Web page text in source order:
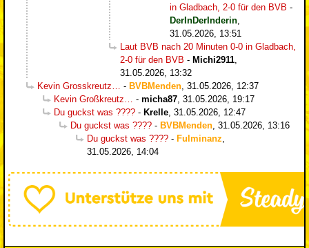
in Gladbach, 2-0 für den BVB -
DerInDerInderin
31.05.2026, 13:51
Laut BVB nach 20 Minuten 0-0 in Gladbach,
2-0 für den BVB - Michi2911
31.05.2026, 13:32
Kevin Grosskreutz…
- BVBMenden 31.05.2026, 12:37
Kevin Großkreutz…
- micha87 31.05.2026, 19:17
Du guckst was ???? - Krelle 31.05.2026, 12:47
Du guckst was ???? - BVBMenden 31.05.2026, 13:16
Du guckst was ???? - Fulminanz
31.05.2026, 14:04